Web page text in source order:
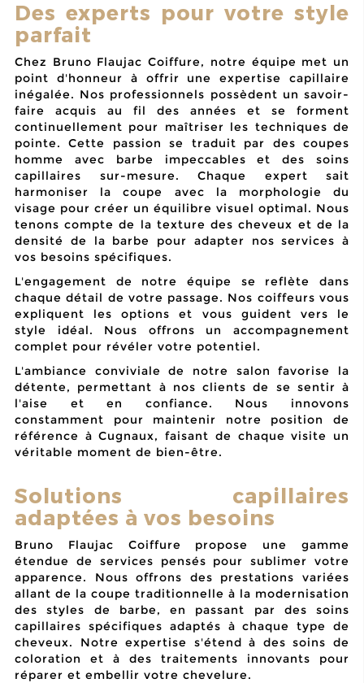
Des experts pour votre style
parfait
Chez Bruno Flaujac Coiffure, notre équipe met un
point d'honneur à offrir une expertise capillaire
inégalée. Nos professionnels possèdent un savoir-
faire acquis au fil des années et se forment
continuellement pour maîtriser les techniques de
pointe. Cette passion se traduit par des coupes
homme avec barbe impeccables et des soins
capillaires sur-mesure. Chaque expert sait
harmoniser la coupe avec la morphologie du
visage pour créer un équilibre visuel optimal. Nous
tenons compte de la texture des cheveux et de la
densité de la barbe pour adapter nos services à
vos besoins spécifiques.
L'engagement de notre équipe se reflète dans
chaque détail de votre passage. Nos coiffeurs vous
expliquent les options et vous guident vers le
style idéal. Nous offrons un accompagnement
complet pour révéler votre potentiel.
L'ambiance conviviale de notre salon favorise la
détente, permettant à nos clients de se sentir à
l'aise et en confiance. Nous innovons
constamment pour maintenir notre position de
référence à Cugnaux, faisant de chaque visite un
véritable moment de bien-être.
Solutions capillaires
adaptées à vos besoins
Bruno Flaujac Coiffure propose une gamme
étendue de services pensés pour sublimer votre
apparence. Nous offrons des prestations variées
allant de la coupe traditionnelle à la modernisation
des styles de barbe, en passant par des soins
capillaires spécifiques adaptés à chaque type de
cheveux. Notre expertise s'étend à des soins de
coloration et à des traitements innovants pour
réparer et embellir votre chevelure.